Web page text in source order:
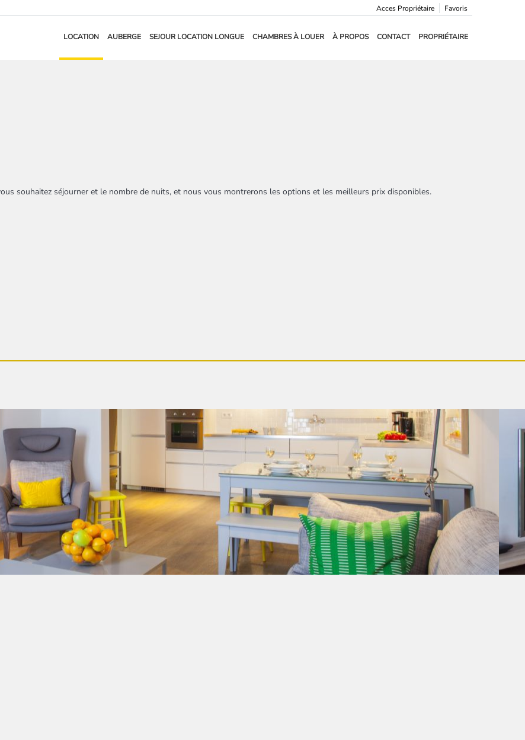
Favoris
Acces Propriétaire
LOCATION AUBERGE SEJOUR LOCATION LONGUE CHAMBRES À LOUER À PROPOS CONTACT PROPRIÉTAIRE
souhaitez séjourner et le nombre de nuits, et nous vous montrerons les options et les meilleurs prix disponibles.